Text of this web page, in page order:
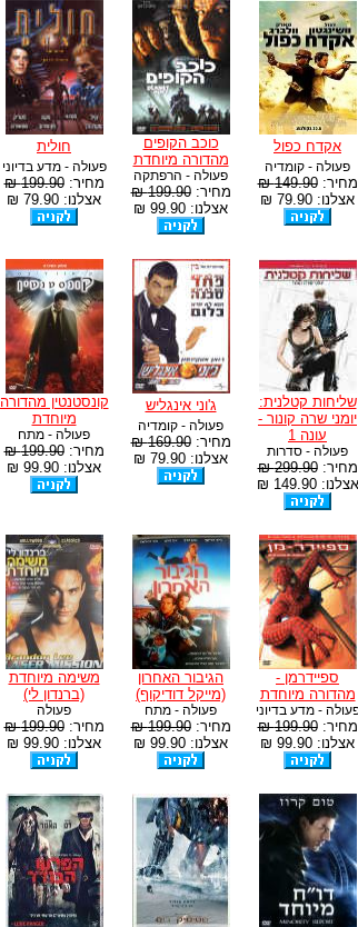
אקדח כפול
פעולה - קומדיה
מחיר:149.90 ₪
אצלנו: 79.90 ₪
כוכב הקופים
מהדורה מיוחדת
פעולה - הרפתקה
מחיר:199.90 ₪
אצלנו: 99.90 ₪
חולית
פעולה - מדע בדיוני
מחיר:199.90 ₪
אצלנו: 79.90 ₪
שליחות קטלנית:
יומני שרה קונור -
עונה 1
פעולה - סדרות
מחיר:299.90 ₪
אצלנו: 149.90 ₪
ג'וני אינגליש
פעולה - קומדיה
מחיר:169.90 ₪
אצלנו: 79.90 ₪
קונסטנטין מהדורה
מיוחדת
פעולה - מתח
מחיר:199.90 ₪
אצלנו: 99.90 ₪
ספיידרמן -
מהדורה מיוחדת
- מדע בדיוני
מחיר:199.90 ₪
אצלנו: 99.90 ₪
הגיבור האחרון
(מייקל דודיקוף)
פעולה - מתח
מחיר:199.90 ₪
אצלנו: 99.90 ₪
משימה מיוחדת
(ברנדון לי)
פעולה
מחיר:199.90 ₪
אצלנו: 99.90 ₪